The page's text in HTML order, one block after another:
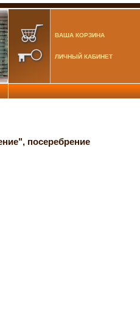
ВАША КОРЗИНА
ЛИЧНЫЙ КАБИНЕТ
посеребрение